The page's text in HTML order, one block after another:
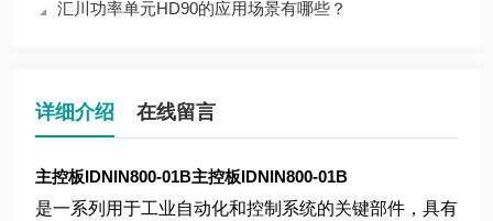
汇川功率单元HD90的应用场景有哪些？
详细介绍 在线留言
主控板IDNIN800-01B主控板IDNIN800-01B
是一系列用于工业自动化和控制系统的关键部件，具有